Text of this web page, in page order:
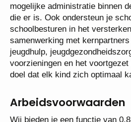
werk je vanuit vertrouwen en
mogelijke administratie binnen
regelgeving die er is. Ook
schoolbesturen in het
samenwerking met kernpartners
jeugdhulp,
voorzieningen en het voortgezet
Arbeidsvoorwaarden